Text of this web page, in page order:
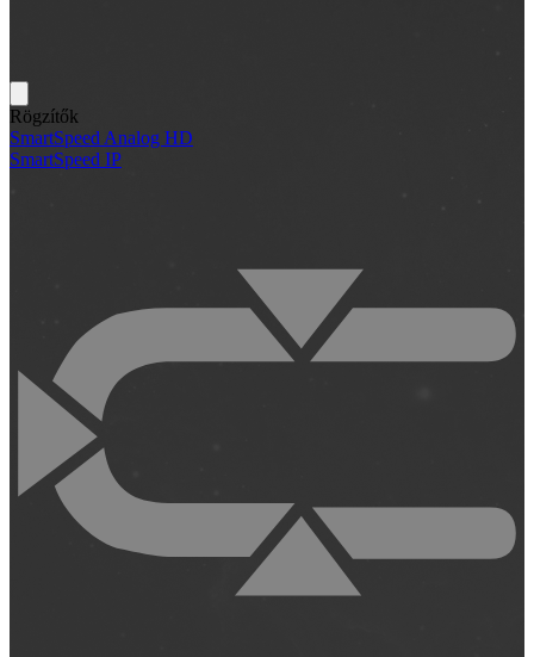
Rögzítők
SmartSpeed Analog HD
SmartSpeed IP